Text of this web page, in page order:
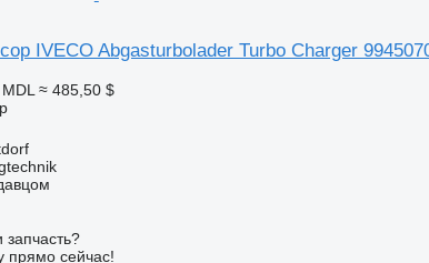
IVECO Abgasturbolader Turbo Charger
≈ 485,50 $
прямо сейчас!